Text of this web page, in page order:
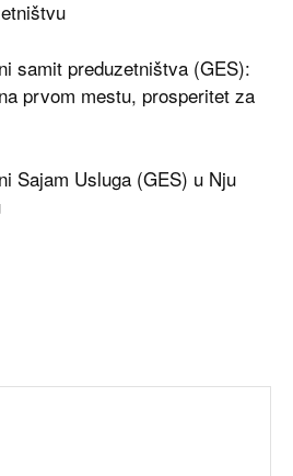
samit preduzetništva (GES):
prvom mestu, prosperitet za
Sajam Usluga (GES) u Nju